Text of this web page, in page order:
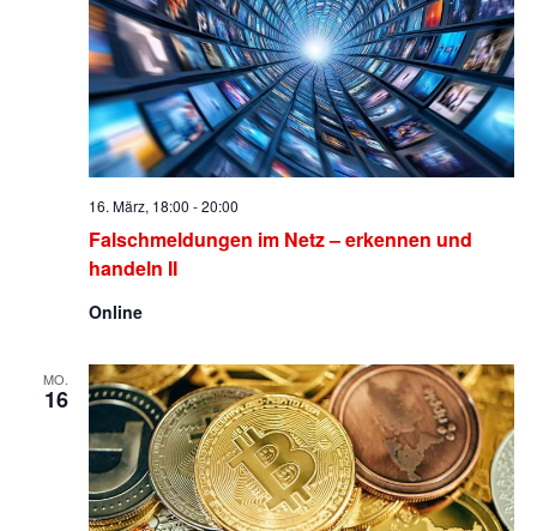
Falschmeldungen im Netz – erkennen und
handeln II
16. März, 18:00 -20:00
Online
MO.
16